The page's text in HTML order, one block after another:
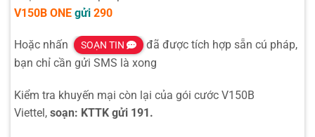
V150B ONE gửi 290
Hoặc nhấn SOẠN TIN
đã được tích hợp sẵn cú pháp,
bạn chỉ cần gửi SMS là xong
Kiểm tra khuyến mại còn lại của gói cước V150B
Viettel, soạn: KTTK gửi 191.